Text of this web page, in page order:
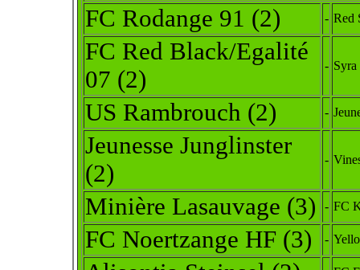
FC Rodange 91 (2)
- Red
FC Red Black/Egalité
07 (2)
-
US Rambrouch (2) -
Jeunesse Junglinster
(2)
-
Minière Lasauvage (3) - FC
FC Noertzange HF (3) -